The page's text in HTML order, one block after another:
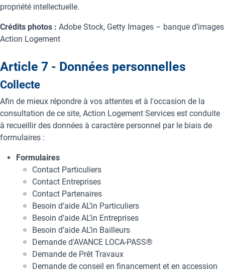
propriété intellectuelle.
Crédits photos : Adobe Stock, Getty Images – banque d’images
Action Logement
Article 7 - Données personnelles
Collecte
Afin de mieux répondre à vos attentes et à l'occasion de la
consultation de ce site, Action Logement Services est conduite
à recueillir des données à caractère personnel par le biais de
formulaires :
Formulaires
Contact Particuliers
Contact Entreprises
Contact Partenaires
Besoin d’aide AL’in Particuliers
Besoin d’aide AL’in Entreprises
Besoin d’aide AL’in Bailleurs
Demande d'AVANCE LOCA-PASS®
Demande de Prêt Travaux
Demande de conseil en financement et en accession